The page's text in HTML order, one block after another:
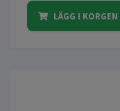
LÄGG I KORGEN